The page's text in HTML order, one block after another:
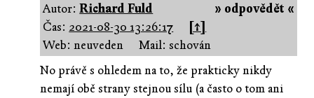
» odpovědět «
Autor:Richard Fuld
Čas: 2021-08-30 13:26:17
[↑]
Web: neuveden
Mail: schován
No právě s ohledem na to, že prakticky nikdy
nemají obě strany stejnou sílu (a často o tom ani